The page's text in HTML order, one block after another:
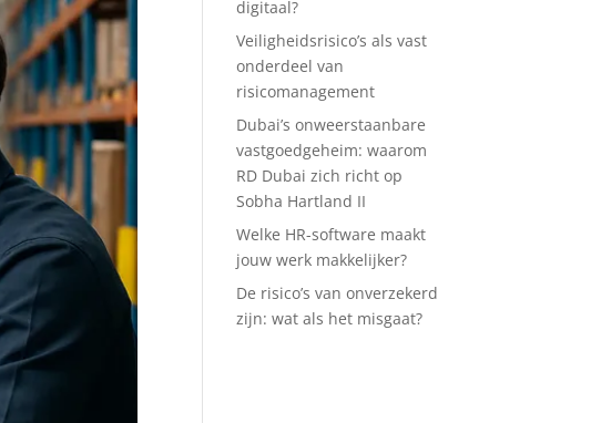
digitaal?
Veiligheidsrisico’s als vast
onderdeel van
risicomanagement
Dubai’s onweerstaanbare
vastgoedgeheim: waarom
RD Dubai zich richt op
Sobha Hartland II
Welke HR-software maakt
jouw werk makkelijker?
De risico’s van onverzekerd
zijn: wat als het misgaat?